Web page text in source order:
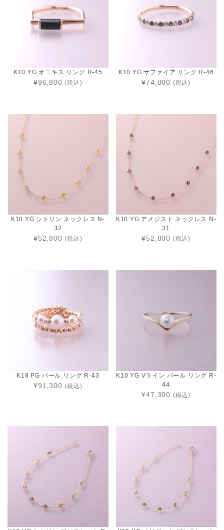
K10 YG オニキス リング R-45
¥96,800 (税込)
K10 YG サファイア リング R-46
¥74,800 (税込)
K10 YG シトリン ネックレス N-
32
¥52,800 (税込)
K10 YG アメジスト ネックレス N-
31
¥52,800 (税込)
K18 PG パール リング R-43
¥91,300 (税込)
K10 YG Vライン パール リング R-
44
¥47,300 (税込)